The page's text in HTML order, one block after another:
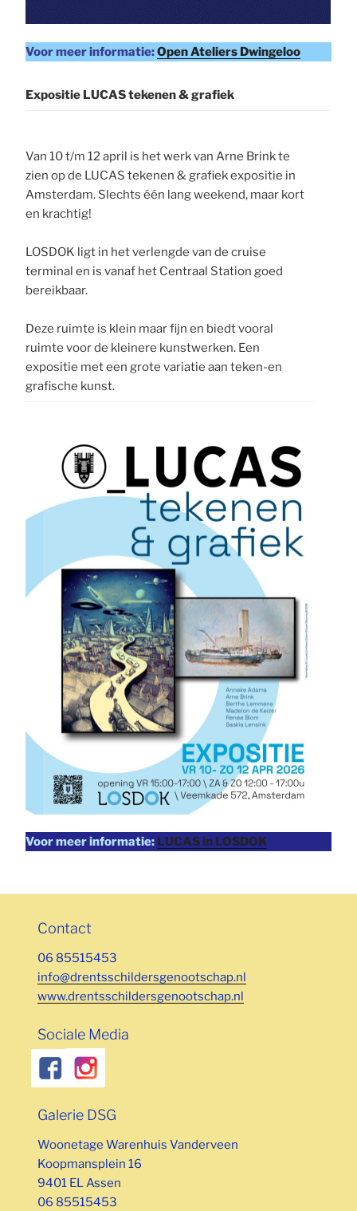
Voor meer informatie:Open Ateliers Dwingeloo
Expositie LUCAS tekenen & grafiek
Van 10 t/m 12 april is het werk van Arne Brink te
zien op de LUCAS tekenen & grafiek expositie in
Amsterdam. Slechts één lang weekend, maar kort
en krachtig!
LOSDOK ligt in het verlengde van de cruise
terminal en is vanaf het Centraal Station goed
bereikbaar.
Deze ruimte is klein maar fijn en biedt vooral
ruimte voor de kleinere kunstwerken. Een
expositie met een grote variatie aan teken-en
grafische kunst.
Voor meer informatie: LUCAS in LOSDOK
Contact
06 85515453
info@drentsschildersgenootschap.nl
www.drentsschildersgenootschap.nl
Sociale Media
Galerie DSG
Woonetage Warenhuis Vanderveen
Koopmansplein 16
9401 EL Assen
06 85515453